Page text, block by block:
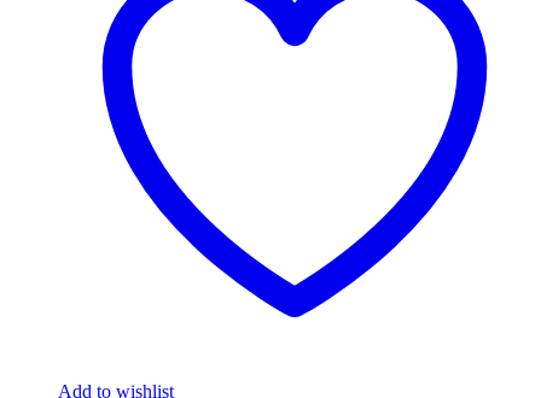
Add to wishlist